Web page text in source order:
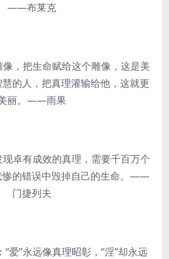
——布莱克
，把生命赋给这个雕像，这是美
的人，把真理灌输给他，这就更
丽。——雨果
现卓有成效的真理，需要千百万个
惨的错误中毁掉自己的生命。——
门捷列夫
”永远像真理昭彰，“淫”却永远